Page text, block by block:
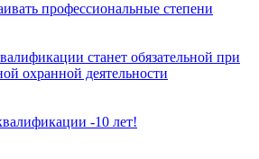
профессиональные степени
станет обязательной при
охранной деятельности
-10 лет!